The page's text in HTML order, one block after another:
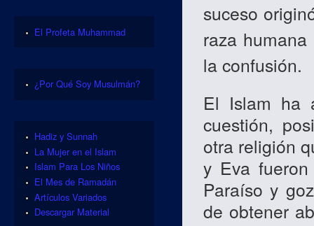
suceso
raza
la confusión.
El Islam ha
cuestión,
otra religión
y Eva
Paraíso y
de obtener
El Profeta Muhammad
¿Por Qué Soy Musulmán?
Hadiz y Sunnah
La Mujer en el Islam
Islam Para Los Niños
El Mes de Ramadán
Artículos Variados
Descargar Material